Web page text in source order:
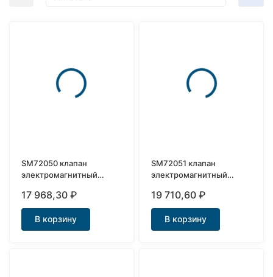
покупателей
SM72050 клапан
электромагнитный
17 968,30₽
В корзину
SM72051 клапан
электромагнитный
19 710,60₽
В корзину